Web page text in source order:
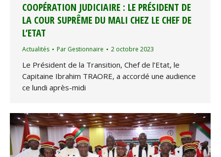
COOPÉRATION JUDICIAIRE : LE PRÉSIDENT DE
LA COUR SUPRÊME DU MALI CHEZ LE CHEF DE
L’ETAT
Actualités Par Gestionnaire 2 octobre 2023
Le Président de la Transition, Chef de l’Etat, le
Capitaine Ibrahim TRAORE, a accordé une audience
ce lundi après-midi